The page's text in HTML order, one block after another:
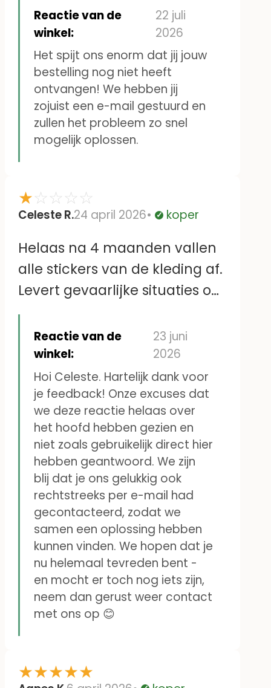
naamstickers voor mijn vader
besteld. Vervolgens is er geen
contact met jullie te krijgen
omdat het mailadres niet
klopt.
Heleen Veldhuijs
Reactie van de
winkel:
22 juli
2026
Het spijt ons enorm dat jij jouw
bestelling nog niet heeft
ontvangen! We hebben jij
zojuist een e-mail gestuurd en
zullen het probleem zo snel
mogelijk oplossen.
★☆☆☆☆
Celeste R.24 april 2026 Geverifieerd
koper
Helaas na 4 maanden vallen
alle stickers van de kleding af.
Levert gevaarlijke situaties op
zoals losse stickers in het
bedje, die de baby in het
mondje wil stoppen
Reactie van de
winkel:
23 juni
2026
Hoi Celeste. Hartelijk dank voor
je feedback! Onze excuses dat
we deze reactie helaas over
het hoofd hebben gezien en
niet zoals gebruikelijk direct hier
hebben geantwoord. We zijn
blij dat je ons gelukkig ook
rechtstreeks per e-mail had
gecontacteerd, zodat we
samen een oplossing hebben
kunnen vinden. We hopen dat je
nu helemaal tevreden bent -
en mocht er toch nog iets zijn,
neem dan gerust weer contact
met ons op 😊
★★★★★